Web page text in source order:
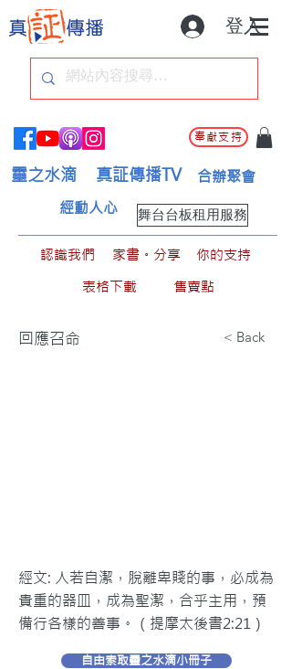
登入
奉獻支持
靈之水滴 真証傳播TV 合辦聚會
舞台台板租用服務
經動人心
認識我們 家書。分享
你的支持
表格下載
售賣點
回應召命 < Back
經文: 人若自潔，脫離卑賤的事，必成為
貴重的器皿，成為聖潔，合乎主用，預
備行各樣的善事。（提摩太後書2:21）
自由索取靈之水滴小冊子